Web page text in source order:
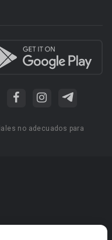
no adecuados para